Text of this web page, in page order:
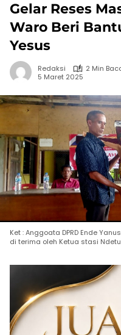
Gelar Reses
Waro Beri
Yesus
Redaksi
2 Min
5 Maret 2025
Ket : Anggoata DPRD Ende
di terima oleh Ketua stasi